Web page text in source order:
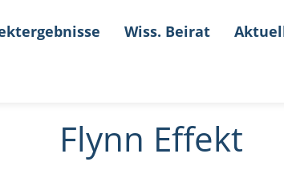
Wiss. Beirat
Flynn Effekt